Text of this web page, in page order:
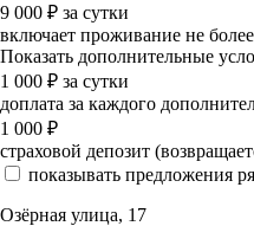
9 000 ₽ за сутки
включает проживание не
Показать дополнительные
1 000 ₽ за сутки
доплата за каждого
1 000 ₽
страховой депозит
показывать предложения
Озёрная улица, 17